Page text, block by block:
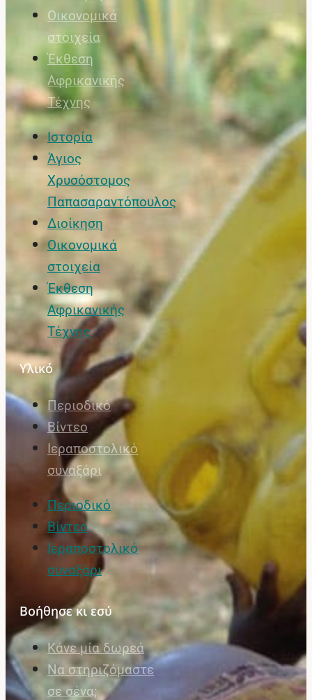
Οικονομικά
στοιχεία
Έκθεση
Αφρικανικής
Τέχνης
Ιστορία
Άγιος
Χρυσόστομος
Παπασαραντόπουλος
Διοίκηση
Οικονομικά
στοιχεία
Έκθεση
Αφρικανικής
Τέχνης
Υλικό
Περιοδικό
Βίντεο
Ιεραποστολικό
συναξάρι
Περιοδικό
Βίντεο
Ιεραποστολικό
συναξάρι
Βοήθησε κι εσύ
Κάνε μία δωρεά
Να στηριζόμαστε
σε σένα;